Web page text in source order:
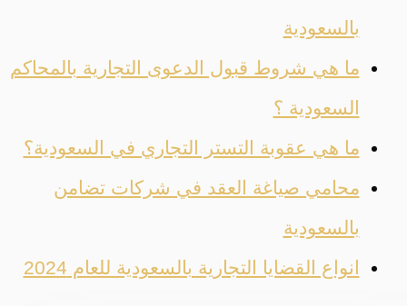
بالسعودية
ما هي شروط قبول الدعوى التجارية بالمحاكم
السعودية ؟
ما هي عقوبة التستر التجاري في السعودية؟
محامي صياغة العقد في شركات تضامن
بالسعودية
انواع القضايا التجارية بالسعودية للعام 2024